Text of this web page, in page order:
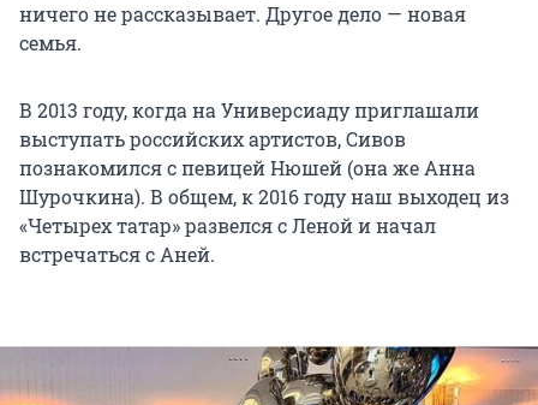
ничего не рассказывает. Другое дело — новая
семья.
В 2013 году, когда на Универсиаду приглашали
выступать российских артистов, Сивов
познакомился с певицей Нюшей (она же Анна
Шурочкина). В общем, к 2016 году наш выходец из
«Четырех татар» развелся с Леной и начал
встречаться с Аней.